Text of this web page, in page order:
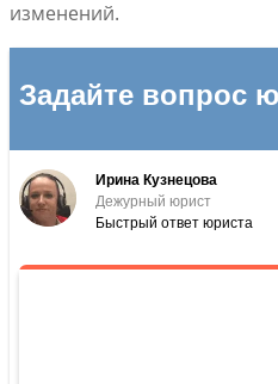
изменений.